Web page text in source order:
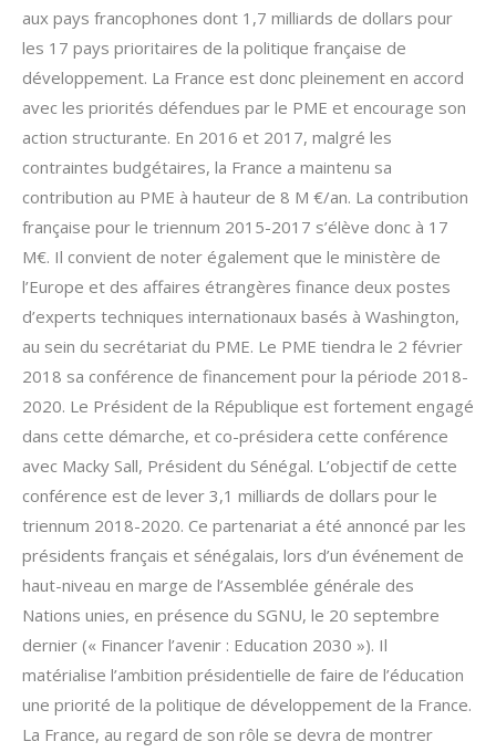
aux pays francophones dont 1,7 milliards de dollars pour
les 17 pays prioritaires de la politique française de
développement. La France est donc pleinement en accord
avec les priorités défendues par le PME et encourage son
action structurante. En 2016 et 2017, malgré les
contraintes budgétaires, la France a maintenu sa
contribution au PME à hauteur de 8 M €/an. La contribution
française pour le triennum 2015-2017 s’élève donc à 17
M€. Il convient de noter également que le ministère de
l’Europe et des affaires étrangères finance deux postes
d’experts techniques internationaux basés à Washington,
au sein du secrétariat du PME. Le PME tiendra le 2 février
2018 sa conférence de financement pour la période 2018-
2020. Le Président de la République est fortement engagé
dans cette démarche, et co-présidera cette conférence
avec Macky Sall, Président du Sénégal. L’objectif de cette
conférence est de lever 3,1 milliards de dollars pour le
triennum 2018-2020. Ce partenariat a été annoncé par les
présidents français et sénégalais, lors d’un événement de
haut-niveau en marge de l’Assemblée générale des
Nations unies, en présence du SGNU, le 20 septembre
dernier (« Financer l’avenir : Education 2030 »). Il
matérialise l’ambition présidentielle de faire de l’éducation
une priorité de la politique de développement de la France.
La France, au regard de son rôle se devra de montrer